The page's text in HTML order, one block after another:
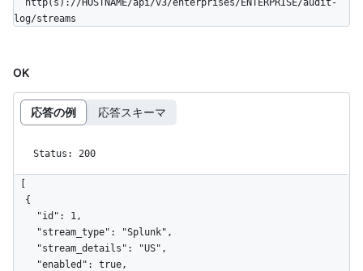
log/streams
OK
応答の例 応答スキーマ
Status: 200
[